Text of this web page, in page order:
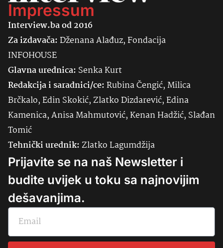
Impressum
Interview.ba od 2016
Za izdavača:Dženana Alađuz, Fondacija
INFOHOUSE
Glavna urednica: SenkaKurt
Redakcija i saradnici/ce:Rubina Čengić, Milica
Brčkalo, Edin Skokić, Zlatko Dizdarević, Edina
Kamenica, Anisa Mahmutović, Kenan Hadžić, Slađan
Tomić
Tehnički urednik:Zlatko Lagumdžija
Prijavite se na naš Newsletter i
budite uvijek u toku sa najnovijim
dešavanjima.